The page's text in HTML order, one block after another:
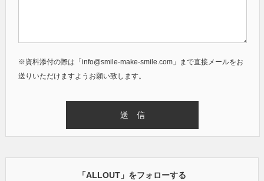
※資料添付の際は「info@smile-make-smile.com」まで直接メールをお
送りいただけますようお願い致します。
「ALLOUT」をフォローする